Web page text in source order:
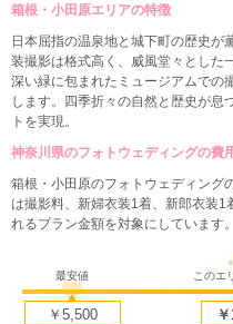
箱根・小田原エリアの特徴
日本屈指の温泉地と城下町の歴史が
装撮影は格式高く、威風堂々とした
深い緑に包まれたミュージアムでの
します。四季折々の自然と歴史が息
トを実現。
神奈川県のフォトウェディングの費
箱根・小田原のフォトウェディング
は撮影料、新婦衣装1着、新郎衣装1
れるプラン金額を対象にしています
最安値
￥5,500
このエ